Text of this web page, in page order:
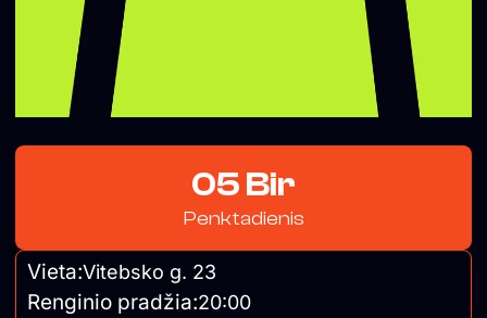
05 Bir
Penktadienis
Vieta:Vitebsko g. 23
Renginio pradžia:20:00